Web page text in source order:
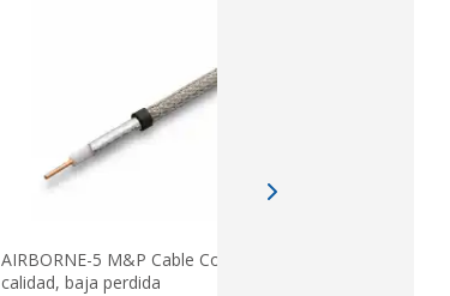
AIRBORNE-5 M&P Cable Coaxial alta
calidad, baja perdida